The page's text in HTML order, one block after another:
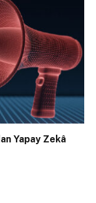
Yapay Zekâ